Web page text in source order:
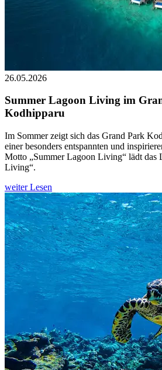
26.05.2026
Summer Lagoon Living im
Kodhipparu
Im Sommer zeigt sich das Grand Park
einer besonders entspannten und
Motto „Summer Lagoon Living“ lädt das
Living“.
weiter Lesen